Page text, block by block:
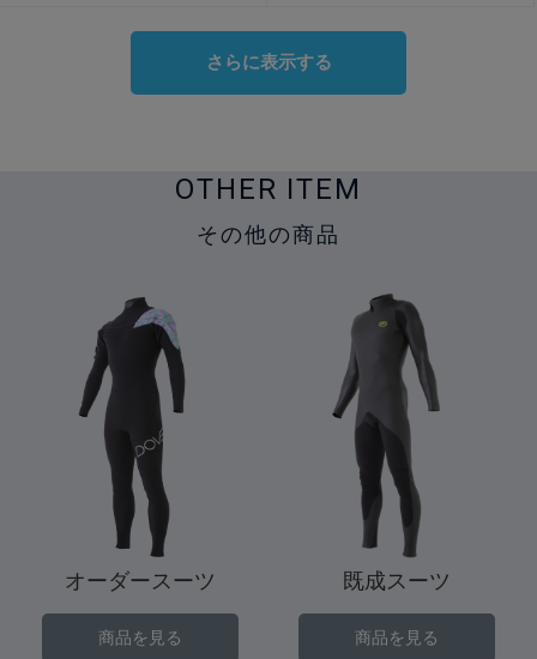
さらに表示する
OTHER ITEM
その他の商品
オーダースーツ
商品を見る
既成スーツ
商品を見る